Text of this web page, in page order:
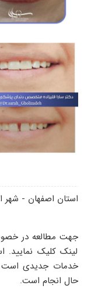
استان اصفهان - شهر
جهت مطالعه در
لینک کلیک نمایید.
خدمات جدیدی است
حال انجام است.